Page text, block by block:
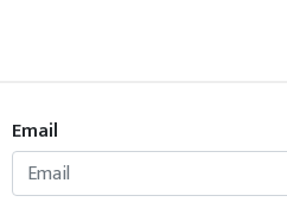
Email